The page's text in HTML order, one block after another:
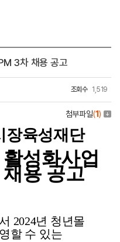
3차 채용 공고
조회수 1,519
첨부파일(1)
장육성재단
성화사업
용 공고
2024년 청년몰
할 수 있는